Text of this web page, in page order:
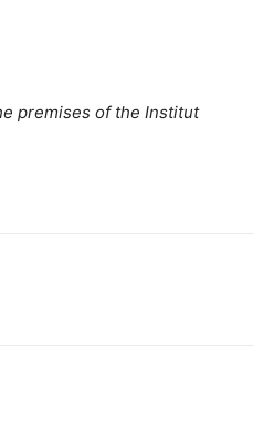
premises of the Institut